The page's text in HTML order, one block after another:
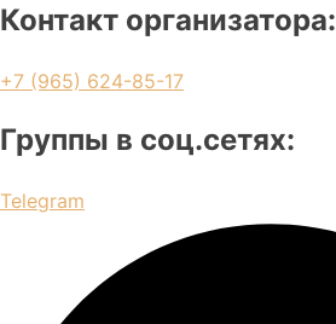
Контакт организатора:
+7 (965) 624-85-17
Группы в соц.сетях:
Telegram